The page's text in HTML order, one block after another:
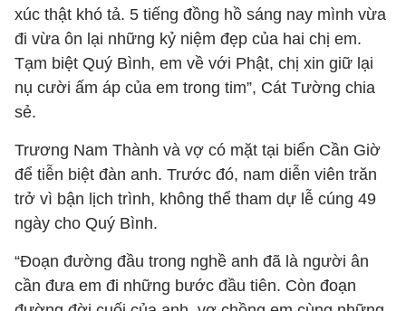
xúc thật khó tả. 5 tiếng đồng hồ sáng nay mình vừa
đi vừa ôn lại những kỷ niệm đẹp của hai chị em.
Tạm biệt Quý Bình, em về với Phật, chị xin giữ lại
nụ cười ấm áp của em trong tim”, Cát Tường chia
sẻ.
Trương Nam Thành và vợ có mặt tại biển Cần Giờ
để tiễn biệt đàn anh. Trước đó, nam diễn viên trăn
trở vì bận lịch trình, không thể tham dự lễ cúng 49
ngày cho Quý Bình.
“Đoạn đường đầu trong nghề anh đã là người ân
cần đưa em đi những bước đầu tiên. Còn đoạn